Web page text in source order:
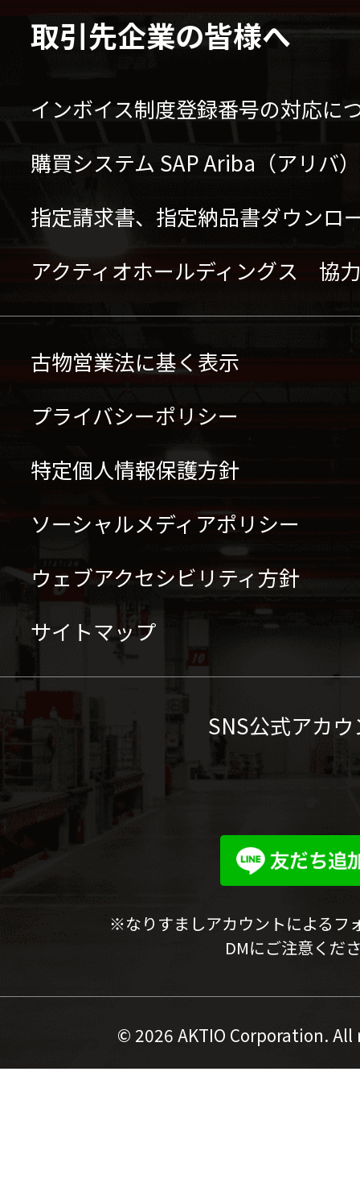
取引先企業の皆様へ
インボイス制度登録番号の対応に
購買システム SAP Ariba（アリバ
指定請求書、指定納品書ダウンロ
アクティオホールディングス 協
古物営業法に基く表示
プライバシーポリシー
特定個人情報保護方針
ソーシャルメディアポリシー
ウェブアクセシビリティ方針
サイトマップ
SNS公式アカ
※なりすましアカウントによるフ
DMにご注意くだ
© 2026 AKTIO Corporation.